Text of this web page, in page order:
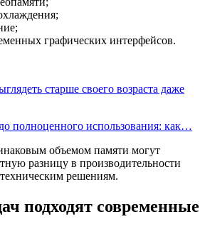
графических интерфейсов.
старше своего возраста даже
полноценного использования: как…
объемом памяти могут
разницу в производительности
решениям.
подходят современные